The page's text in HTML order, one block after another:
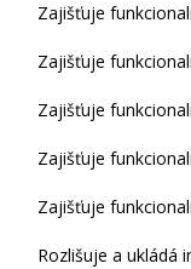
Zajišťuje
Zajišťuje
Zajišťuje
Zajišťuje
Zajišťuje
Rozlišuje a ukládá